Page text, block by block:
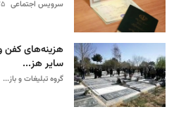
سرویس اجتماعی
سایر هز...
گروه تبلیغات و باز...